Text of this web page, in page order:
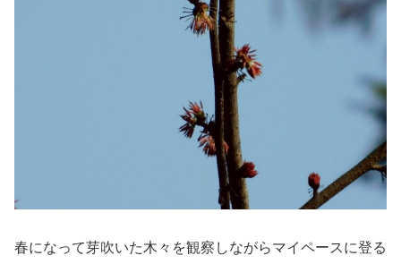
春になって芽吹いた木々を観察しながらマイペースに登る